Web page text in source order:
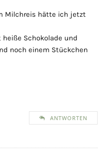
Milchreis hätte ich jetzt
Schokolade und
noch einem Stückchen
ANTWORTEN